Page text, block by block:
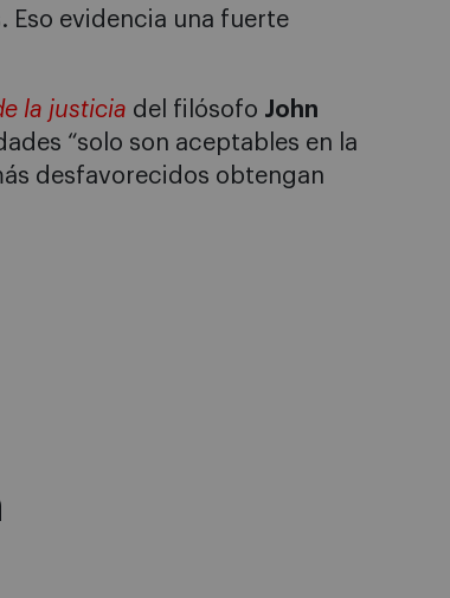
Eso evidencia una fuerte
la justicia del filósofo John
“solo son aceptables en la
desfavorecidos obtengan